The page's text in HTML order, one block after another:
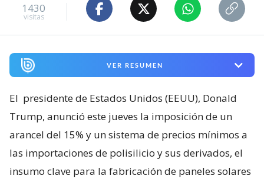
1430
visitas
VER RESUMEN
El presidente de Estados Unidos (EEUU), Donald
Trump, anunció este jueves la imposición de un
arancel del 15% y un sistema de precios mínimos a
las importaciones de polisilicio y sus derivados, el
insumo clave para la fabricación de paneles solares